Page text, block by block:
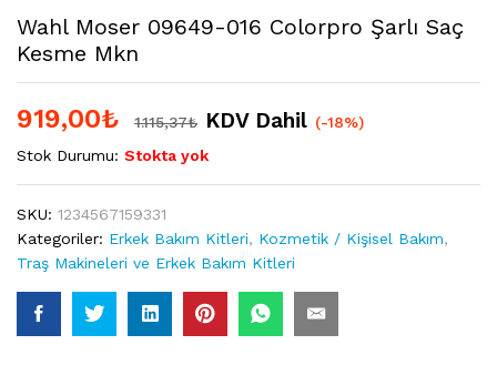
Wahl Moser 09649-016 Colorpro Şarlı Saç
Kesme Mkn
919,00₺ 1.115,37₺ KDV Dahil (-18%)
Stok Durumu: Stokta yok
SKU: 1234567159331
Kategoriler: Erkek Bakım Kitleri, Kozmetik / Kişisel Bakım,
Traş Makineleri ve Erkek Bakım Kitleri